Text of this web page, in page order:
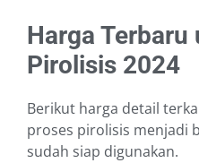
Harga
Pirolisis 2024
Berikut harga detail
proses pirolisis menjadi
sudah siap digunakan.